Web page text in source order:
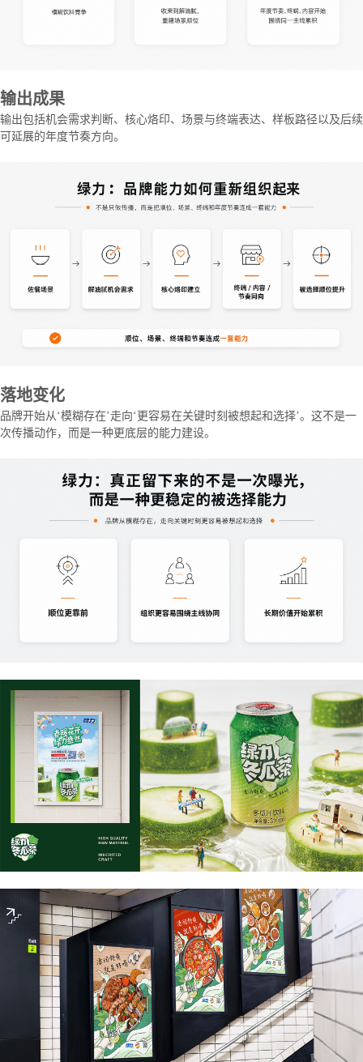
输出成果
输出包括机会需求判断、核心烙印、场景与终端表达、样板路径以及后续
可延展的年度节奏方向。
落地变化
品牌开始从‘模糊存在’走向‘更容易在关键时刻被想起和选择’。这不是一
次传播动作，而是一种更底层的能力建设。